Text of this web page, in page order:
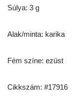
Súlya: 3 g
Alak/minta: karika
Fém színe: ezüst
Cikkszám: #17916